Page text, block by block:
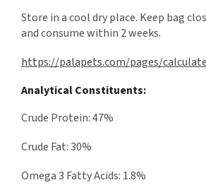
Store in a cool dry place. Keep bag
and consume within 2 weeks.
https://palapets.com/pages/calculate
Analytical Constituents:
Crude Protein: 47%
Crude Fat: 30%
Omega 3 Fatty Acids: 1.8%